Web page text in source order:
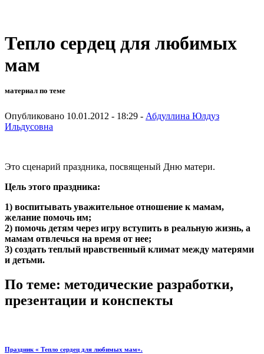
Тепло сердец для любимых
мам
материал по теме
Опубликовано 10.01.2012 - 18:29 - Абдуллина Юлдуз
Ильдусовна
Это сценарий праздника, посвященый Дню матери.
Цель этого праздника:
1) воспитывать уважительное отношение к мамам,
желание помочь им;
2) помочь детям через игру вступить в реальную жизнь, а
мамам отвлечься на время от нее;
3) создать теплый нравственный климат между матерями
и детьми.
По теме: методические разработки,
презентации и конспекты
Праздник « Тепло сердец для любимых мам».